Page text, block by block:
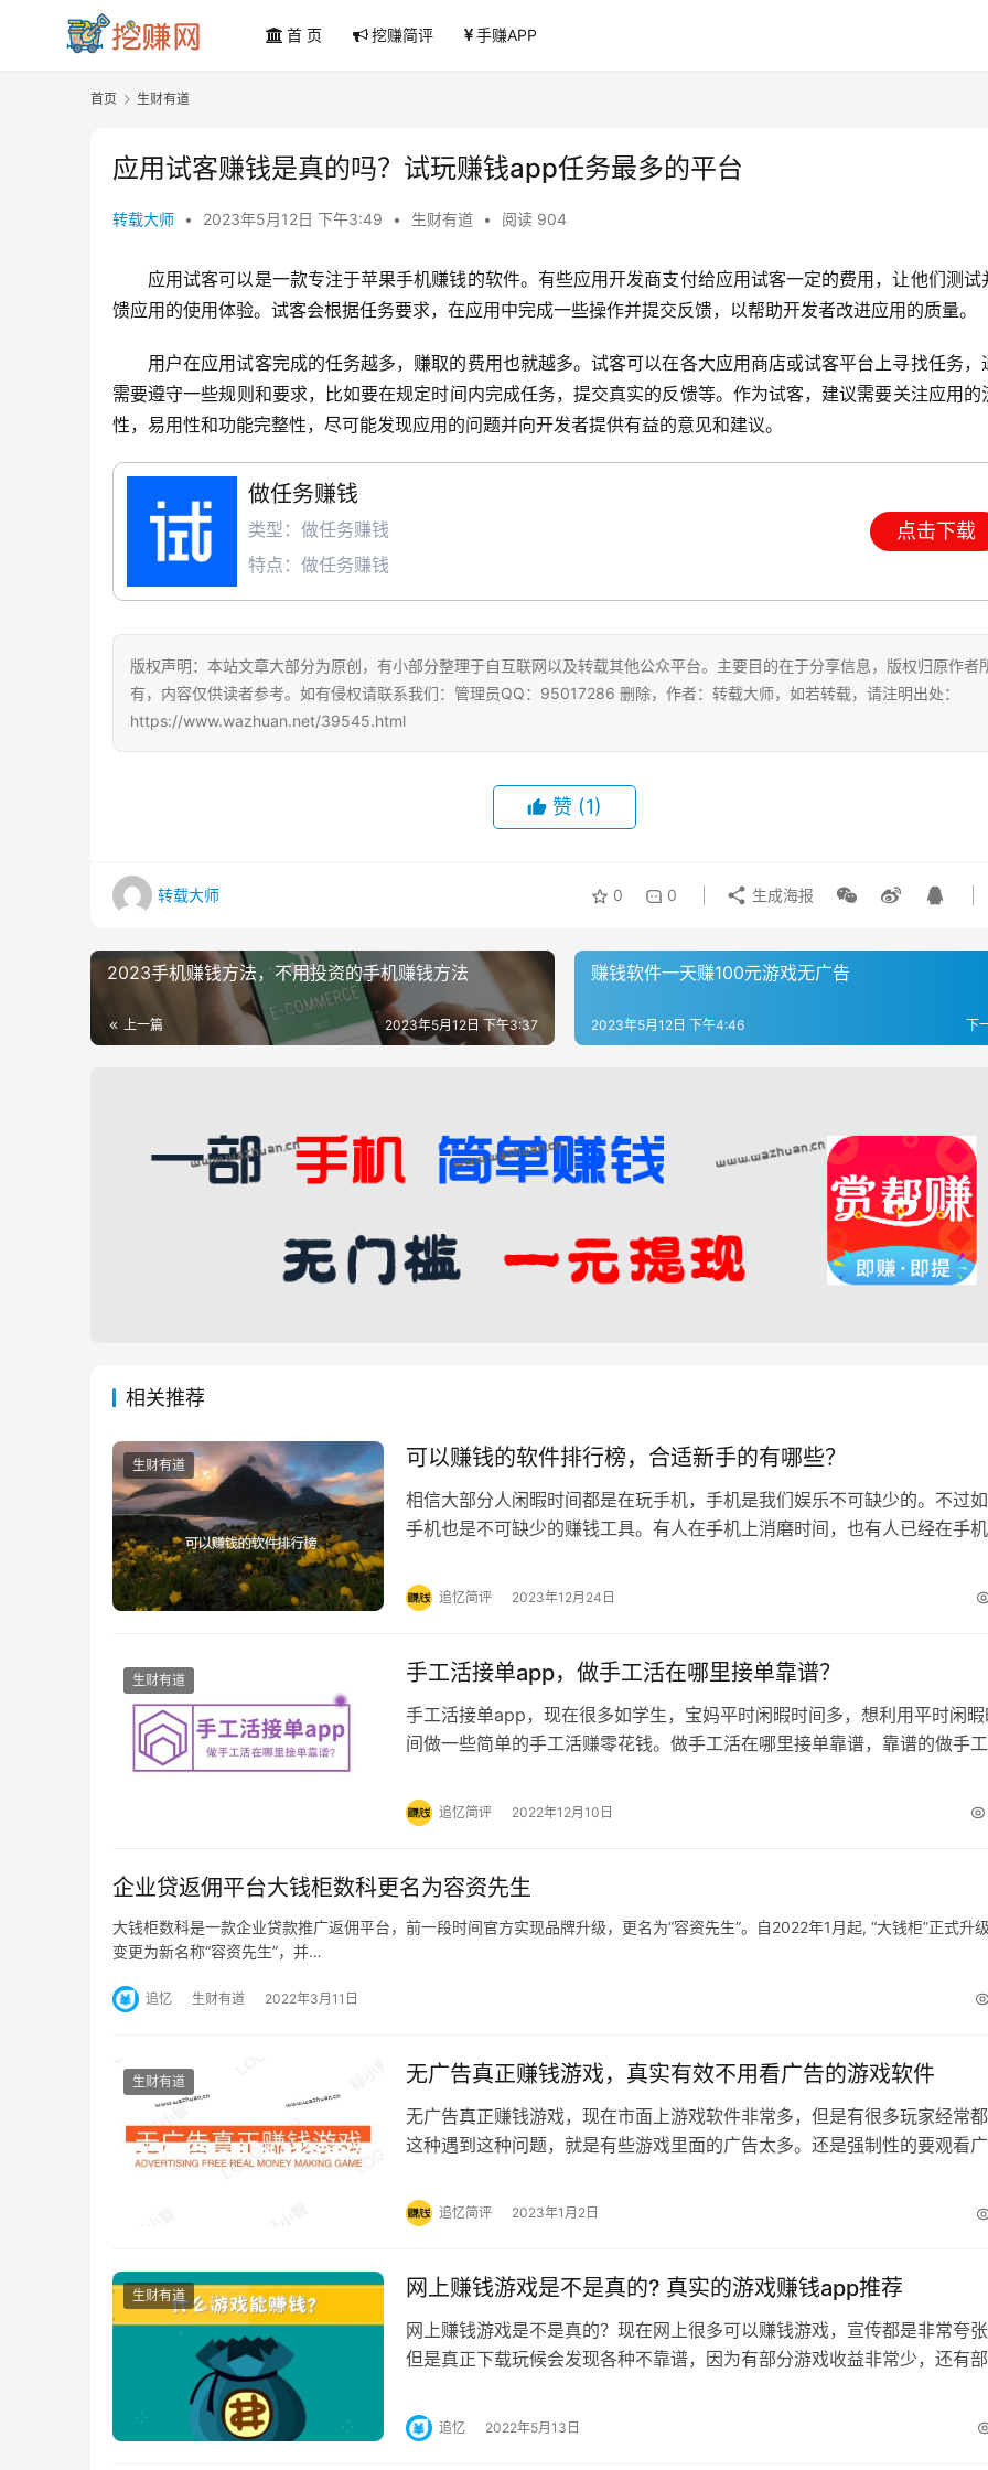
首 页 挖赚简评 手赚APP
首页 生财有道
应用试客赚钱是真的吗？试玩赚钱app任务最多的平台
转载大师 • 2023年5月12日 下午3:49 • 生财有道 • 阅读 904
应用试客可以是一款专注于苹果手机赚钱的软件。有些应用开发商支付给应用试客一定的费用，让他们测试
馈应用的使用体验。试客会根据任务要求，在应用中完成一些操作并提交反馈，以帮助开发者改进应用的质量。
用户在应用试客完成的任务越多，赚取的费用也就越多。试客可以在各大应用商店或试客平台上寻找任务，
需要遵守一些规则和要求，比如要在规定时间内完成任务，提交真实的反馈等。作为试客，建议需要关注应用的
性，易用性和功能完整性，尽可能发现应用的问题并向开发者提供有益的意见和建议。
做任务赚钱
类型：做任务赚钱
特点：做任务赚钱
点击下载
版权声明：本站文章大部分为原创，有小部分整理于自互联网以及转载其他公众平台。主要目的在于分享信息，版权归原作者
有，内容仅供读者参考。如有侵权请联系我们：管理员QQ：95017286 删除，作者：转载大师，如若转载，请注明出处：
https://www.wazhuan.net/39545.html
赞 (1)
转载大师 0 0 生成海报
2023手机赚钱方法，不用投资的手机赚钱方法
上一篇 2023年5月12日 下午3:37
赚钱软件一天赚100元游戏无广告
下
2023年5月12日 下午4:46
相关推荐
生财有道 可以赚钱的软件排行榜，合适新手的有哪些？
相信大部分人闲暇时间都是在玩手机，手机是我们娱乐不可缺少的。不过
手机也是不可缺少的赚钱工具。有人在手机上消磨时间，也有人已经在手
追忆简评 2023年12月24日
生财有道 手工活接单app，做手工活在哪里接单靠谱？
手工活接单app，现在很多如学生，宝妈平时闲暇时间多，想利用平时闲
间做一些简单的手工活赚零花钱。做手工活在哪里接单靠谱，靠谱的做手
追忆简评 2022年12月10日
企业贷返佣平台大钱柜数科更名为容资先生
大钱柜数科是一款企业贷款推广返佣平台，前一段时间官方实现品牌升级，更名为“容资先生”。自2022年1月起, “大钱柜”正式升
变更为新名称“容资先生”，并…
追忆 生财有道 2022年3月11日
生财有道 无广告真正赚钱游戏，真实有效不用看广告的游戏软件
无广告真正赚钱游戏，现在市面上游戏软件非常多，但是有很多玩家经常
这种遇到这种问题，就是有些游戏里面的广告太多。还是强制性的要观看广
追忆简评 2023年1月2日
生财有道 网上赚钱游戏是不是真的? 真实的游戏赚钱app推荐
网上赚钱游戏是不是真的？现在网上很多可以赚钱游戏，宣传都是非常夸
但是真正下载玩候会发现各种不靠谱，因为有部分游戏收益非常少，还有
追忆 2022年5月13日